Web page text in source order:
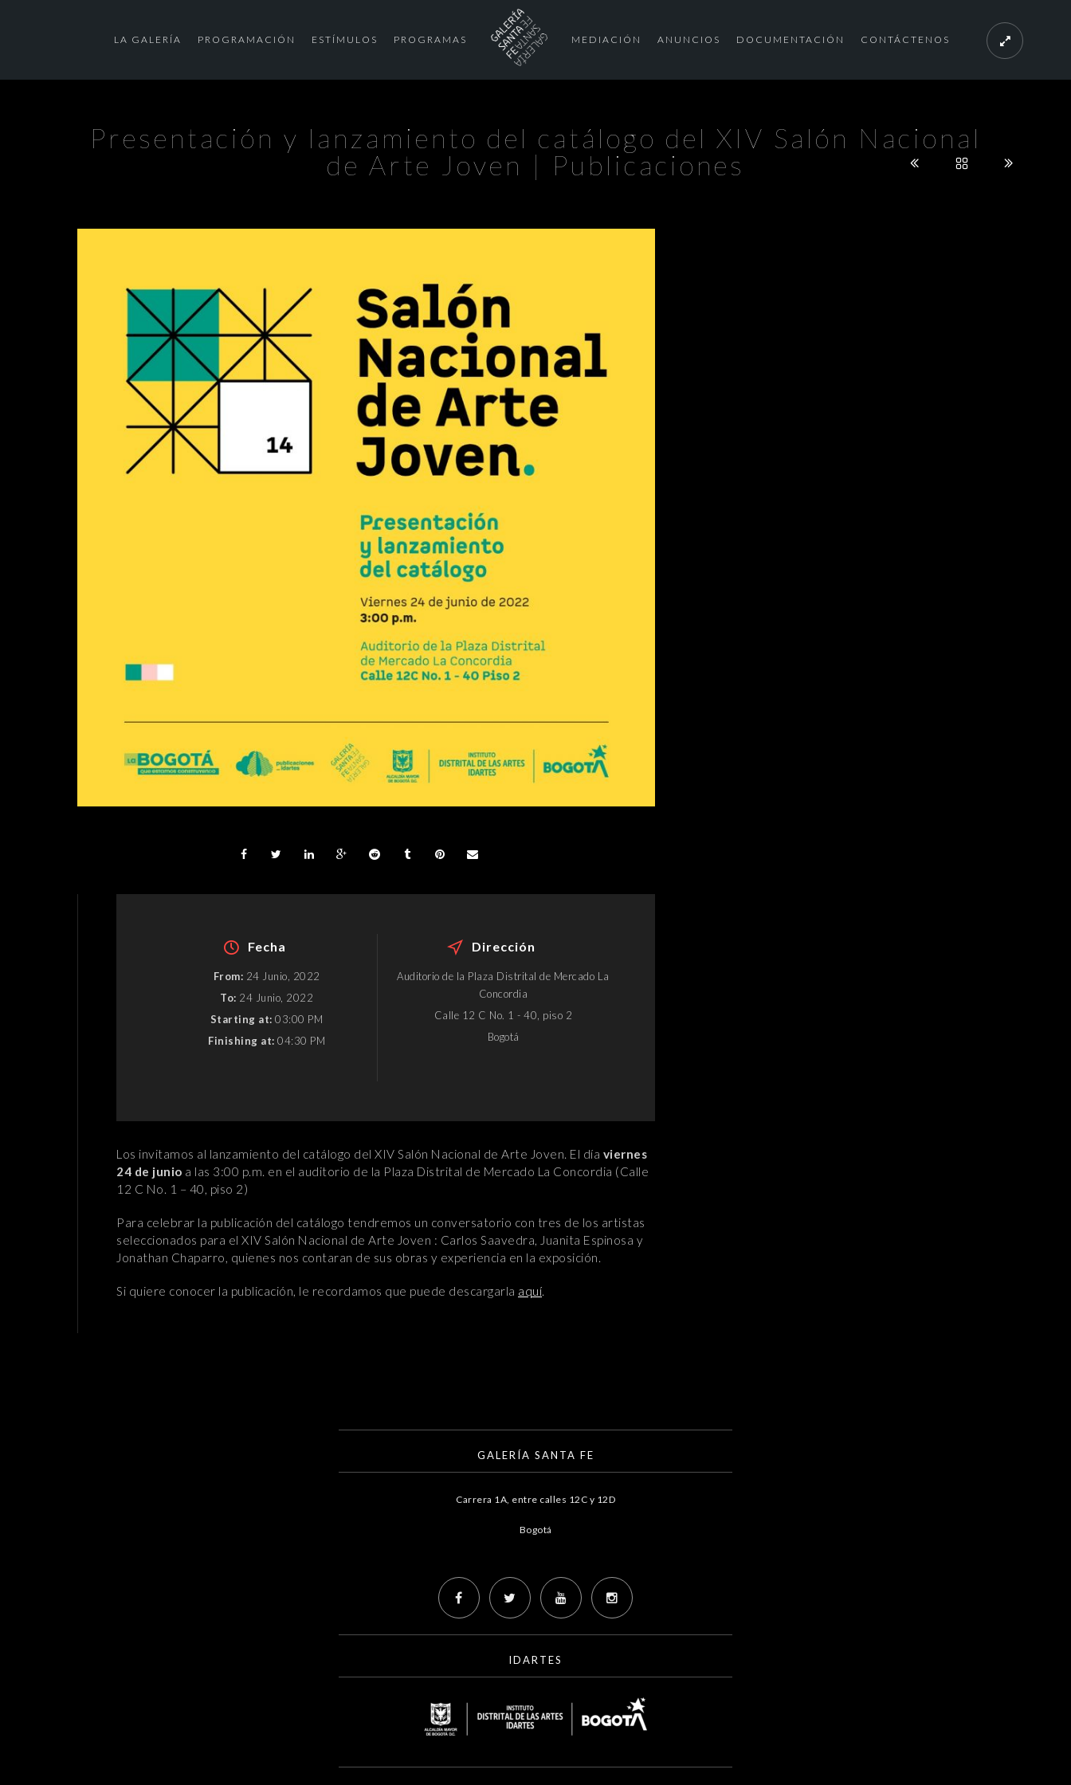
LA GALERÍA PROGRAMACIÓN ESTÍMULOS PROGRAMAS MEDIACIÓN ANUNCIOS DOCUMENTACIÓN CONTÁCTENOS
Presentación y lanzamiento del catálogo del XIV Salón Nacional
de Arte Joven | Publicaciones
Fecha
From: 24 Junio, 2022
To: 24 Junio, 2022
Starting at: 03:00 PM
Finishing at: 04:30 PM
Dirección
Auditorio de la Plaza Distrital de Mercado La
Concordia
Calle 12 C No. 1 - 40, piso 2
Bogotá
Los invitamos al lanzamiento del catálogo del XIV Salón Nacional de Arte Joven. El día viernes
24 de junio a las 3:00 p.m. en el auditorio de la Plaza Distrital de Mercado La Concordia (Calle
12 C No. 1 – 40, piso 2)
Para celebrar la publicación del catálogo tendremos un conversatorio con tres de los artistas
seleccionados para el XIV Salón Nacional de Arte Joven : Carlos Saavedra, Juanita Espinosa y
Jonathan Chaparro, quienes nos contaran de sus obras y experiencia en la exposición.
Si quiere conocer la publicación, le recordamos que puede descargarla aquí
GALERÍA SANTA FE
Carrera 1A, entre calles 12C y 12D
Bogotá
IDARTES